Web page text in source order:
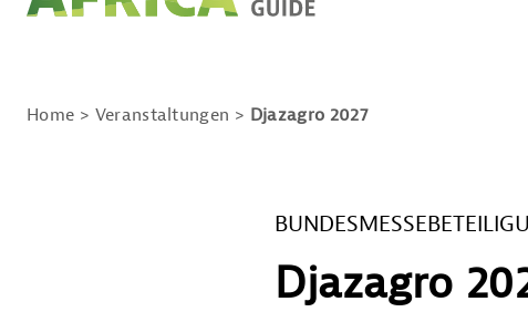
Home Veranstaltungen Djazagro 2027
Djazagro